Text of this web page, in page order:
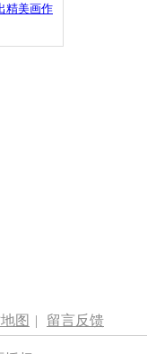
精美画作
图 | 留言反馈